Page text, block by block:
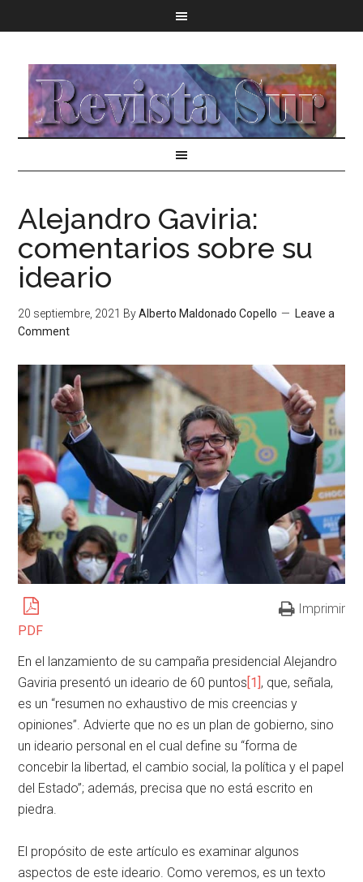
Alejandro Gaviria:
comentarios sobre su
ideario
20 septiembre, 2021 ByAlberto Maldonado Copello
Leave a
Comment
PDF
Imprimir
En el lanzamiento de su campaña presidencial Alejandro
Gaviria presentó un ideario de 60 puntos[1], que, señala,
es un “resumen no exhaustivo de mis creencias y
opiniones”. Advierte que no es un plan de gobierno, sino
un ideario personal en el cual define su “forma de
concebir la libertad, el cambio social, la política y el papel
del Estado”; además, precisa que no está escrito en
piedra.
El propósito de este artículo es examinar algunos
aspectos de este ideario. Como veremos, es un texto